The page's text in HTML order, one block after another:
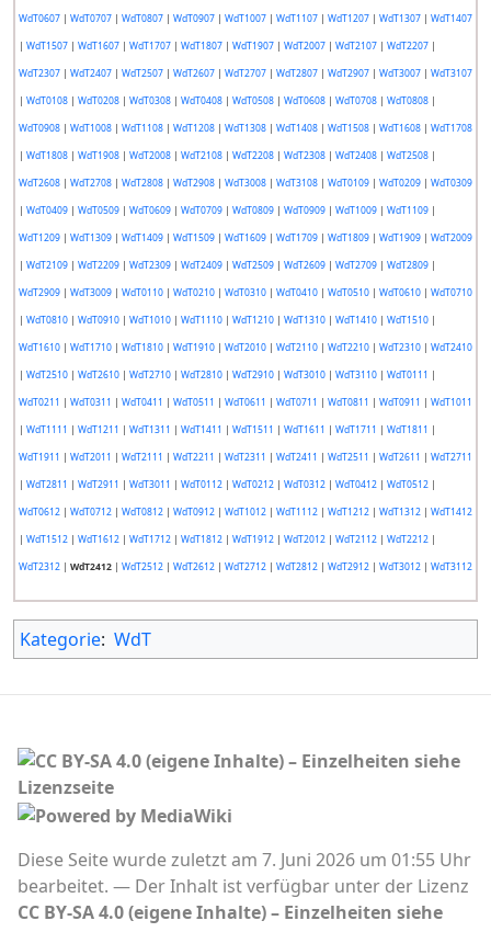
WdT0607| WdT0707| WdT0807| WdT0907| WdT1007| WdT1107| WdT1207| WdT1307| WdT1407
| WdT1507| WdT1607| WdT1707| WdT1807| WdT1907| WdT2007| WdT2107| WdT2207|
WdT2307| WdT2407| WdT2507| WdT2607| WdT2707| WdT2807| WdT2907| WdT3007| WdT3107
| WdT0108| WdT0208| WdT0308| WdT0408| WdT0508| WdT0608| WdT0708| WdT0808|
WdT0908| WdT1008| WdT1108| WdT1208| WdT1308| WdT1408| WdT1508| WdT1608| WdT1708
| WdT1808| WdT1908| WdT2008| WdT2108| WdT2208| WdT2308| WdT2408| WdT2508|
WdT2608| WdT2708| WdT2808| WdT2908| WdT3008| WdT3108| WdT0109| WdT0209| WdT0309
| WdT0409| WdT0509| WdT0609| WdT0709| WdT0809| WdT0909| WdT1009| WdT1109|
WdT1209| WdT1309| WdT1409| WdT1509| WdT1609| WdT1709| WdT1809| WdT1909| WdT2009
| WdT2109| WdT2209| WdT2309| WdT2409| WdT2509| WdT2609| WdT2709| WdT2809|
WdT2909| WdT3009| WdT0110| WdT0210| WdT0310| WdT0410| WdT0510| WdT0610| WdT0710
| WdT0810| WdT0910| WdT1010| WdT1110| WdT1210| WdT1310| WdT1410| WdT1510|
WdT1610| WdT1710| WdT1810| WdT1910| WdT2010| WdT2110| WdT2210| WdT2310| WdT2410
| WdT2510| WdT2610| WdT2710| WdT2810| WdT2910| WdT3010| WdT3110| WdT0111 |
WdT0211 | WdT0311 | WdT0411 | WdT0511 | WdT0611 | WdT0711 | WdT0811 | WdT0911 | WdT1011
| WdT1111 | WdT1211 | WdT1311 | WdT1411 | WdT1511 | WdT1611 | WdT1711 | WdT1811 |
WdT1911 | WdT2011 | WdT2111 | WdT2211 | WdT2311 | WdT2411 | WdT2511 | WdT2611 | WdT2711
| WdT2811 | WdT2911 | WdT3011 | WdT0112| WdT0212| WdT0312| WdT0412| WdT0512|
WdT0612| WdT0712| WdT0812| WdT0912| WdT1012| WdT1112| WdT1212| WdT1312| WdT1412
| WdT1512| WdT1612| WdT1712| WdT1812| WdT1912| WdT2012| WdT2112| WdT2212|
WdT2312| WdT2412| WdT2512| WdT2612| WdT2712| WdT2812| WdT2912| WdT3012| WdT3112
Kategorie: WdT
Diese Seite wurde zuletzt am 7. Juni 2026 um 01:55 Uhr
bearbeitet.
Der Inhalt ist verfügbar unter der Lizenz
CC BY-SA 4.0 (eigene Inhalte) – Einzelheiten siehe